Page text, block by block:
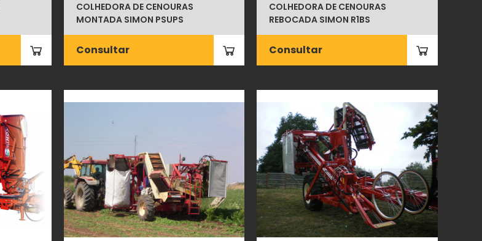
COLHEDORA DE CENOURAS
MONTADA SIMON PSUPS
Consultar
COLHEDORA DE CENOURAS
REBOCADA SIMON R1BS
Consultar